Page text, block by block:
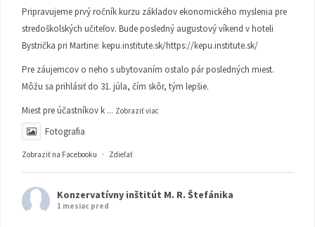
Pripravujeme prvý ročník kurzu základov ekonomického myslenia pre
stredoškolských učiteľov. Bude posledný augustový víkend v hoteli
Bystrička pri Martine: kepu.institute.sk/https://kepu.institute.sk/
Pre záujemcov o neho s ubytovaním ostalo pár posledných miest.
Môžu sa prihlásiť do 31. júla, čím skôr, tým lepšie.
Miest pre účastníkov k ... Zobraziť viac
Fotografia
Zobraziť na Facebooku · Zdieľať
Konzervatívny inštitút M. R. Štefánika
1 mesiac pred